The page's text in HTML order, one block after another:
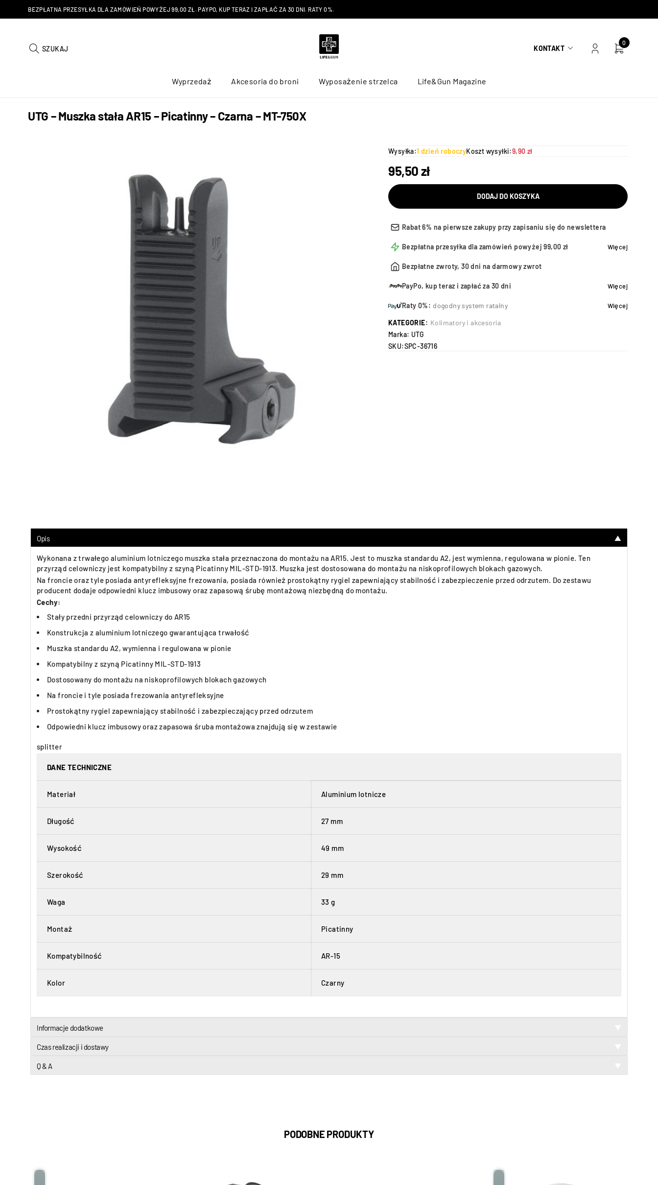
BEZPŁATNA PRZESYŁKA DLA ZAMÓWIEŃ POWYŻEJ 99,00 ZŁ. PAYPO, KUP TERAZ I ZAPŁAĆ ZA 30 DNI. RATY 0%.
SZUKAJ KONTAKT
0
Wyprzedaż Akcesoria do broni Wyposażenie strzelca Life&Gun Magazine
UTG – Muszka stała AR15 – Picatinny – Czarna – MT-750X
Wysyłka:1 dzień roboczyKoszt wysyłki:9,90 zł
95,50zł
DODAJ DO KOSZYKA
Rabat 6% na pierwsze zakupy przy zapisaniu się do newslettera
Bezpłatna przesyłka dla zamówień powyżej 99,00 zł Więcej
Bezpłatne zwroty, 30 dni na darmowy zwrot
PayPo, kup teraz i zapłać za 30 dni Więcej
Raty 0%: dogodny system ratalny Więcej
KATEGORIE: Kolimatory i akcesoria
Marka: UTG
SKU:SPC-36716
Opis ▼
Wykonana z trwałego aluminium lotniczego muszka stała przeznaczona do montażu na AR15. Jest to muszka standardu A2, jest wymienna, regulowana w pionie. Ten
przyrząd celowniczy jest kompatybilny z szyną Picatinny MIL-STD-1913. Muszka jest dostosowana do montażu na niskoprofilowych blokach gazowych.
Na froncie oraz tyle posiada antyrefleksyjne frezowania, posiada również prostokątny rygiel zapewniający stabilność i zabezpieczenie przed odrzutem. Do zestawu
producent dodaje odpowiedni klucz imbusowy oraz zapasową śrubę montażową niezbędną do montażu.
Cechy:
Stały przedni przyrząd celowniczy do AR15
Konstrukcja z aluminium lotniczego gwarantująca trwałość
Muszka standardu A2, wymienna i regulowana w pionie
Kompatybilny z szyną Picatinny MIL-STD-1913
Dostosowany do montażu na niskoprofilowych blokach gazowych
Na froncie i tyle posiada frezowania antyrefleksyjne
Prostokątny rygiel zapewniający stabilność i zabezpieczający przed odrzutem
Odpowiedni klucz imbusowy oraz zapasowa śruba montażowa znajdują się w zestawie
splitter
DANE TECHNICZNE
Materiał Aluminium lotnicze
Długość 27 mm
Wysokość 49 mm
Szerokość 29 mm
Waga 33 g
Montaż Picatinny
Kompatybilność AR-15
Kolor Czarny
Informacje dodatkowe
Czas realizacji i dostawy
Q & A
PODOBNE PRODUKTY